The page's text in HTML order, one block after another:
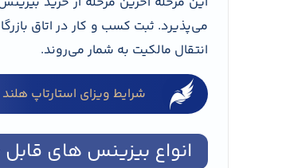
می‌پذیرد. ثبت کسب و کار در اتاق
انتقال مالکیت به شمار می‌روند.
شرایط ویزای استارتاپ هلند
انواع بیزینس های